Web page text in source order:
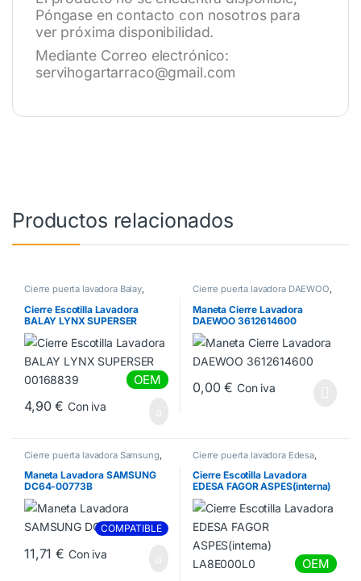
Póngase en contacto con nosotros para
ver próxima disponibilidad.
Mediante Correo electrónico:
servihogartarraco@gmail.com
Productos relacionados
Cierre puerta lavadora Balay,
Cierres Lavadora
Cierre Escotilla Lavadora
BALAY LYNX SUPERSER
00168839
OEM
4,90€ Con iva
Cierre puerta lavadora DAEWOO,
Cierres Lavadora
Maneta Cierre Lavadora
DAEWOO 3612614600
0,00€ Con iva
Cierre puerta lavadora Samsung,
Cierres Lavadora
Maneta Lavadora SAMSUNG
DC64-00773B
COMPATIBLE
11,71€ Con iva
Cierre puerta lavadora Edesa,
Cierre puerta lavadora Fagor
Cierre Escotilla Lavadora
EDESA FAGOR ASPES(interna)
LA8E000L0
OEM